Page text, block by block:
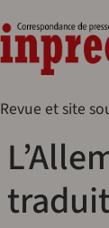
Revue et site